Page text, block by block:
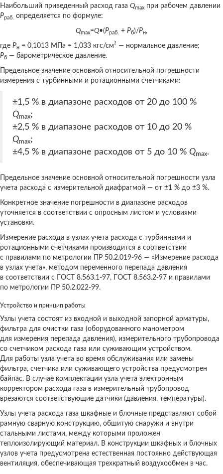
Наибольший приведенный расход газа Qmax при рабочем давлении
Рраб. определяется по формуле:
Qmax=Q•(Рраб. + Рб)/Рн,
где Рн = 0,1013 МПа = 1,033 кгс/см² — нормальное давление;
Рб — барометрическое давление.
Предельное значение основной относительной погрешности
измерения с турбинными и ротационными счетчиками:
±1,5 % в диапазоне расходов от 20 до 100 %
Qmax;
±2,5 % в диапазоне расходов от 10 до 20 %
Qmax;
±4,5 % в диапазоне расходов от 5 до 10 % Qmax.
Предельное значение основной относительной погрешности узла
учета расхода с измерительной диафрагмой — от ±1 % до ±3 %.
Конкретное значение погрешности в диапазоне расходов
уточняется в соответствии с опросным листом и условиями
установки.
Измерение расхода в узлах учета расхода с турбинными и
ротационными счетчиками производится в соответствии
с правилами по метрологии ПР 50.2.019-96 — «Измерение расхода
в узлах учета», методом переменного перепада давления
в соответствии с ГОСТ 8.563.1-97, ГОСТ 8.563.2-97 и правилами
по метрологии ПР 50.2.022-99.
Устройство и принцип работы
Узлы учета состоят из входной и выходной запорной арматуры,
фильтра для очистки газа (оборудованного манометром
для измерения перепада давления), измерительного трубопровода
со счетчиком расхода газа или суживающим устройством.
Для работы узла учета во время обслуживания или замены
фильтра, счетчика или суживающего устройства предусмотрен
байпас. В случае комплектации узла учета электронным
корректором расхода газа в измерительный трубопровод
врезаются соответствующие датчики (давления, температуры).
Узлы учета расхода газа шкафные и блочные представляют собой
рамную сварную конструкцию, обшитую снаружи и внутри
стальными листами, между которыми проложен
теплоизолирующий материал. В конструкции шкафных и блочных
узлов учета предусмотрена естественная постоянно действующая
вентиляция, обеспечивающая трехкратный воздухообмен в час.